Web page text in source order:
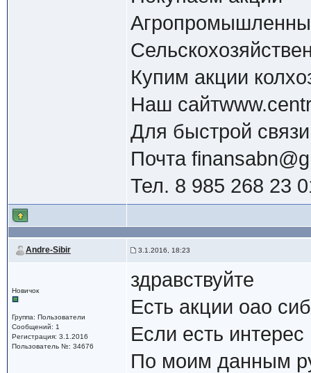
Купим акции
Наш
Для быстрой
Почта
Тел. 8 985 268 23
Andre-Sibir 3.1.2016, 18:23
Новичок
Группа: Пользователи
Сообщений: 1
Регистрация: 3.1.2016
Пользователь №: 34676
здравствуйте
Есть акции оао
Если есть
По моим данным